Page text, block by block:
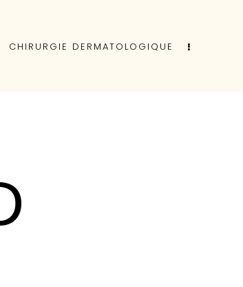
CHIRURGIE DERMATOLOGIQUE